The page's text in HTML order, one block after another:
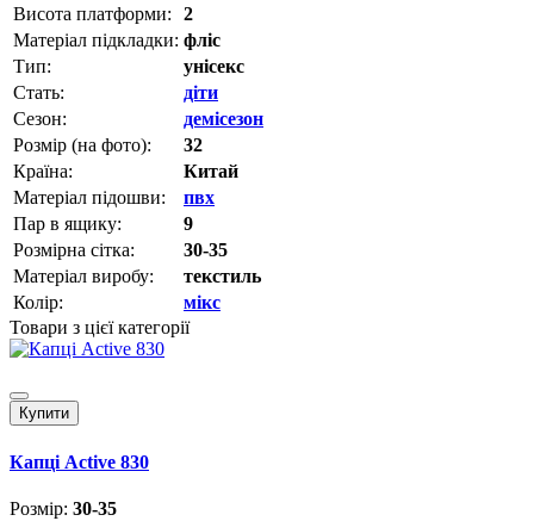
Висота платформи:
2
Матеріал підкладки: фліс
Тип:
унісекс
Стать:
діти
Сезон:
демісезон
Розмір (на фото):
32
Країна:
Китай
Матеріал підошви:
пвх
Пар в ящику:
9
Розмірна сітка:
30-35
Матеріал виробу:
текстиль
Колір:
мікс
Товари з цієї категорії
Купити
Капці Active 830
Розмiр: 30-35